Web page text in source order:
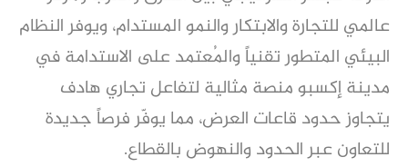
عالمي للتجارة والابتكار والنمو المستدام، ويوفر النظام
البيئي المتطور تقنياً والمُعتمد على الاستدامة في
مدينة إكسبو منصة مثالية لتفاعل تجاري هادف
يتجاوز حدود قاعات العرض، مما يوفّر فرصاً جديدة
للتعاون عبر الحدود والنهوض بالقطاع.